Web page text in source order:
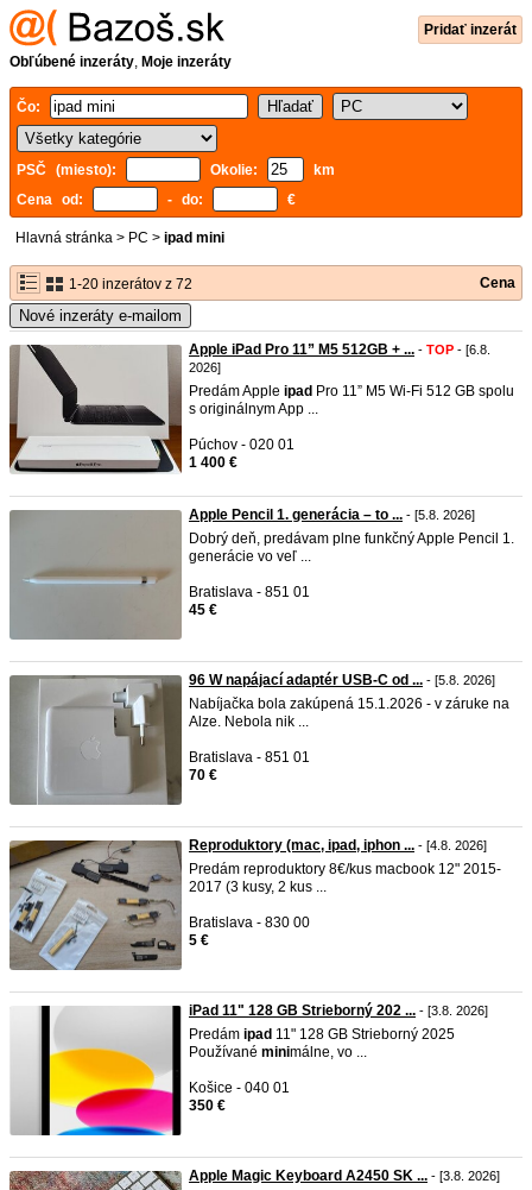
Pridať inzerát
Obľúbené inzeráty, Moje inzeráty
Čo:
PSČ (miesto): Okolie:
km
Cena od:
- do: €
Hlavná stránka > PC > ipad mini
1-20 inzerátov z 72 Cena
Nové inzeráty e-mailom
Apple iPad Pro 11” M5 512GB + ... - TOP - [6.8.
2026]
Predám Apple ipad Pro 11” M5 Wi-Fi 512 GB spolu
s originálnym App ...
Púchov - 020 01
1 400 €
Apple Pencil 1. generácia – to ... - [5.8. 2026]
Dobrý deň, predávam plne funkčný Apple Pencil 1.
generácie vo veľ ...
Bratislava - 851 01
45 €
96 W napájací adaptér USB-C od ... - [5.8. 2026]
Nabíjačka bola zakúpená 15.1.2026 - v záruke na
Alze. Nebola nik ...
Bratislava - 851 01
70 €
Reproduktory (mac, ipad, iphon ... - [4.8. 2026]
Predám reproduktory 8€/kus macbook 12" 2015-
2017 (3 kusy, 2 kus ...
Bratislava - 830 00
5 €
iPad 11" 128 GB Strieborný 202 ... - [3.8. 2026]
Predám ipad 11" 128 GB Strieborný 2025
Používané minimálne, vo ...
Košice - 040 01
350 €
Apple Magic Keyboard A2450 SK ... - [3.8. 2026]